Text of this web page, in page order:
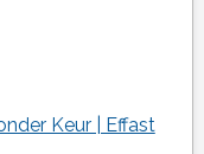
Keur | Effast